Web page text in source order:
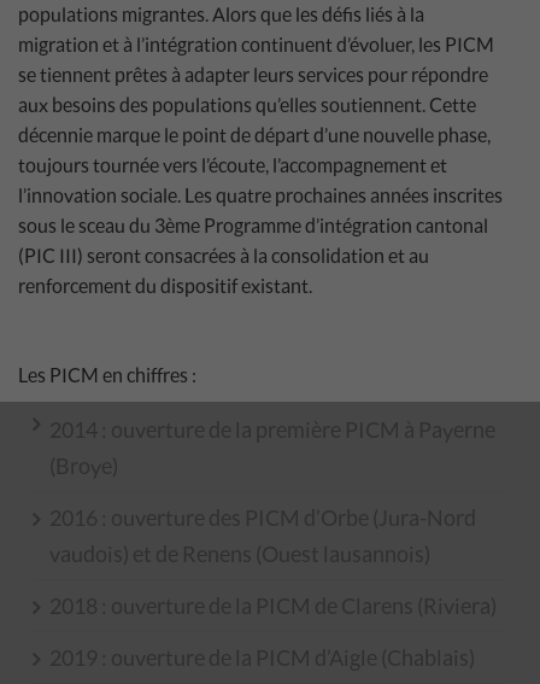
populations migrantes. Alors que les défis liés à la
migration et à l’intégration continuent d’évoluer, les PICM
se tiennent prêtes à adapter leurs services pour répondre
aux besoins des populations qu’elles soutiennent. Cette
décennie marque le point de départ d’une nouvelle phase,
toujours tournée vers l’écoute, l’accompagnement et
l’innovation sociale. Les quatre prochaines années inscrites
sous le sceau du 3ème Programme d’intégration cantonal
(PIC III) seront consacrées à la consolidation et au
renforcement du dispositif existant.
Les PICM en chiffres :